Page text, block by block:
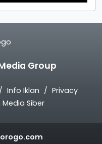
Group
Info Iklan
Privacy
Siber